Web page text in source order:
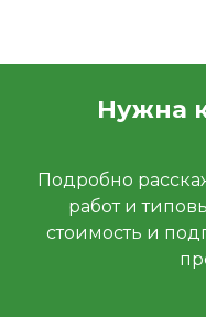
Нужна
Подробно
работ и
стоимость и